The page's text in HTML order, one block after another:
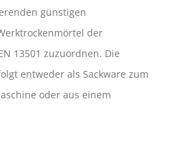
günstigen
der
13501 zuzuordnen. Die
entweder als Sackware zum
oder aus einem